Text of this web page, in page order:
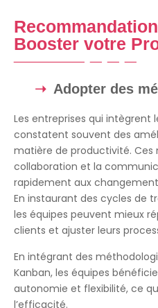
Booster votre
Adopter des
Les entreprises qui intègrent
constatent souvent des
matière de productivité.
collaboration et la
rapidement aux
En instaurant des cycles de
les équipes peuvent mieux
clients et ajuster leurs
En intégrant des
Kanban, les équipes
autonomie et flexibilité, ce
l’efficacité.